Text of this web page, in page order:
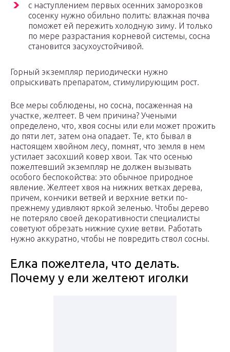
с наступлением первых осенних заморозков
сосенку нужно обильно полить: влажная почва
поможет ей пережить холодную зиму. И только
по мере разрастания корневой системы, сосна
становится засухоустойчивой.
Горный экземпляр периодически нужно
опрыскивать препаратом, стимулирующим рост.
Все меры соблюдены, но сосна, посаженная на
участке, желтеет. В чем причина? Учеными
определено, что, хвоя сосны или ели может прожить
до пяти лет, затем она опадает. Те, кто бывал в
настоящем хвойном лесу, помнят, что земля в нем
устилает засохший ковер хвои. Так что осенью
пожелтевший экземпляр не должен вызывать
особого беспокойства: это обычное природное
явление. Желтеет хвоя на нижних ветках дерева,
причем, кончики ветвей и верхние ветки по-
прежнему удивляют яркой зеленью. Чтобы дерево
не потеряло своей декоративности специалисты
советуют обрезать нижние сухие ветви. Работать
нужно аккуратно, чтобы не повредить ствол сосны.
Елка пожелтела, что делать.
Почему у ели желтеют иголки